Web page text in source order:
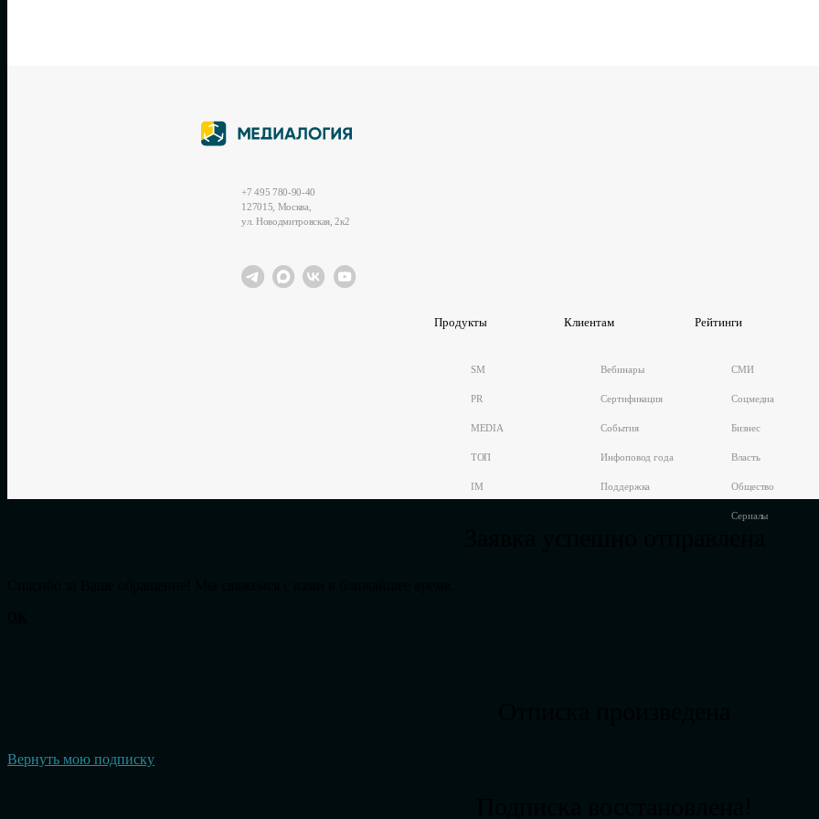
+7 495 780-90-40
127015, Москва,
ул. Новодмитровская, 2к2
Продукты
SM
PR
MEDIA
ТОП
IM
Клиентам
Вебинары
Сертификация
События
Инфоповод года
Поддержка
Рейтинги
СМИ
Соцмедиа
Бизнес
Власть
Общество
Сериалы
Вернуть мою подписку